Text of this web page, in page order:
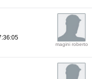
magini roberto